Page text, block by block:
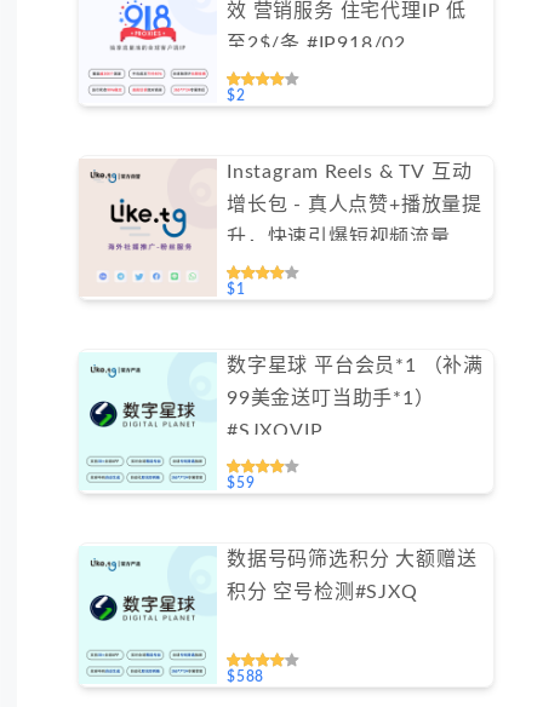
效 营销服务 住宅代理IP 低
至2$/条 #IP918/02
$2
Instagram Reels & TV 互动
增长包 - 真人点赞+播放量提
升，快速引爆短视频流量
（不支持免费测试）
$1
数字星球 平台会员*1 （补满
99美金送叮当助手*1）
#SJXQVIP
$59
数据号码筛选积分 大额赠送
积分 空号检测#SJXQ
$588